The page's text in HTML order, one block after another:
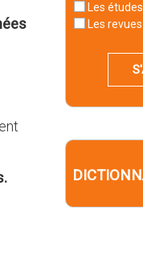
Les
Les